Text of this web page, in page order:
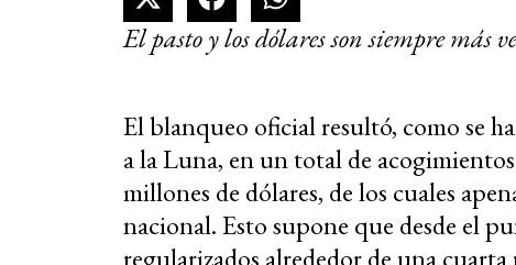
El pasto y los dólares son siempre más
El blanqueo oficial resultó, como se
a la Luna, en un total de
millones de dólares, de los cuales
nacional. Esto supone que desde el
regularizados alrededor de una cuarta